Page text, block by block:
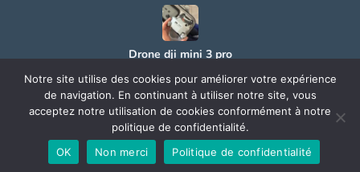
Drone dji mini 3 pro
© 2025 Aerocoin. All rights reserved.
Notre site utilise des cookies pour améliorer votre expérience
de navigation. En continuant à utiliser notre site, vous
acceptez notre utilisation de cookies conformément à notre
politique de confidentialité.
OK
Non merci Politique de confidentialité